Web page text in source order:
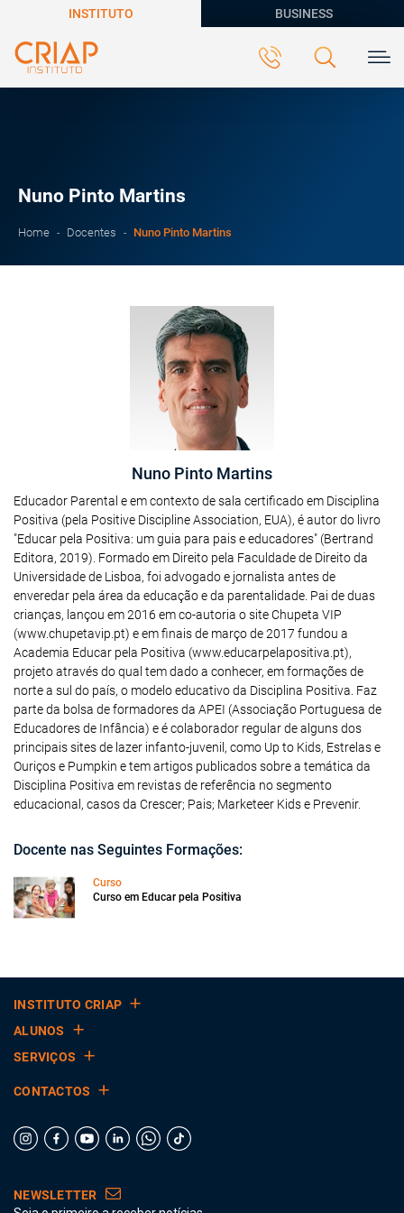
INSTITUTO BUSINESS
Nuno Pinto Martins
Home Docentes Nuno Pinto Martins
Nuno Pinto Martins
Educador Parental e em contexto de sala certificado em Disciplina
Positiva (pela Positive Discipline Association, EUA), é autor do livro
"Educar pela Positiva: um guia para pais e educadores" (Bertrand
Editora, 2019). Formado em Direito pela Faculdade de Direito da
Universidade de Lisboa, foi advogado e jornalista antes de
enveredar pela área da educação e da parentalidade. Pai de duas
crianças, lançou em 2016 em co-autoria o site Chupeta VIP
(www.chupetavip.pt) e em finais de março de 2017 fundou a
Academia Educar pela Positiva (www.educarpelapositiva.pt),
projeto através do qual tem dado a conhecer, em formações de
norte a sul do país, o modelo educativo da Disciplina Positiva. Faz
parte da bolsa de formadores da APEI (Associação Portuguesa de
Educadores de Infância) e é colaborador regular de alguns dos
principais sites de lazer infanto-juvenil, como Up to Kids, Estrelas e
Ouriços e Pumpkin e tem artigos publicados sobre a temática da
Disciplina Positiva em revistas de referência no segmento
educacional, casos da Crescer; Pais; Marketeer Kids e Prevenir.
Docente nas Seguintes Formações:
Curso
Curso em Educar pela Positiva
INSTITUTO CRIAP
ALUNOS
SERVIÇOS
CONTACTOS
NEWSLETTER